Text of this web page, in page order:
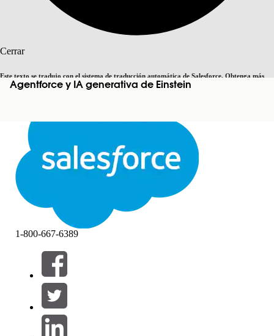
Cerrar
Este texto se tradujo con el sistema de traducción automática de Salesforce. Obtenga más
detallesaquí. Cambiar a inglés Ahora no
Cerrar Cerrar
Agentforce y IA generativa de Einstein
Filtros (0)
SELECCIONAR FILTROS
Área de productos
1-800-667-6389